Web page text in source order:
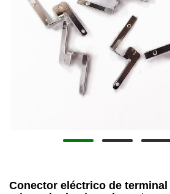
Conector eléctrico de terminal